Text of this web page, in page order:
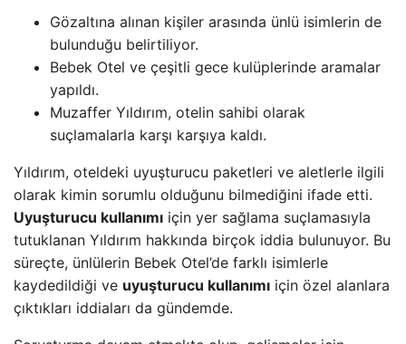
Gözaltına alınan kişiler arasında ünlü isimlerin de
bulunduğu belirtiliyor.
Bebek Otel ve çeşitli gece kulüplerinde aramalar
yapıldı.
Muzaffer Yıldırım, otelin sahibi olarak
suçlamalarla karşı karşıya kaldı.
Yıldırım, oteldeki uyuşturucu paketleri ve aletlerle ilgili
olarak kimin sorumlu olduğunu bilmediğini ifade etti.
Uyuşturucu kullanımı için yer sağlama suçlamasıyla
tutuklanan Yıldırım hakkında birçok iddia bulunuyor. Bu
süreçte, ünlülerin Bebek Otel’de farklı isimlerle
kaydedildiği ve uyuşturucu kullanımı için özel alanlara
çıktıkları iddiaları da gündemde.